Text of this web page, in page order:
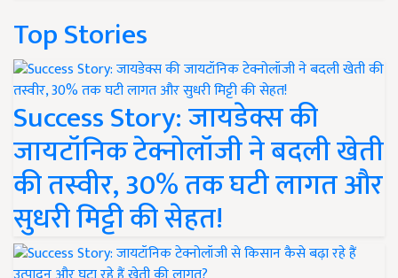
Top Stories
Success Story: जायडेक्स की
जायटॉनिक टेक्नोलॉजी ने बदली खेती
की तस्वीर, 30% तक घटी लागत और
सुधरी मिट्टी की सेहत!